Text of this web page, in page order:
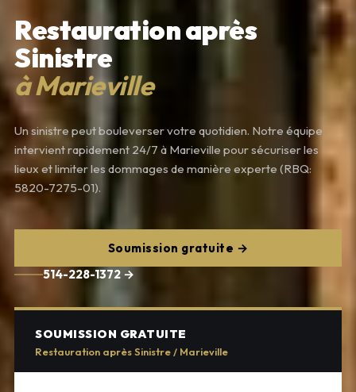
Restauration après
Sinistre
à Marieville
Un sinistre peut bouleverser votre quotidien. Notre équipe
intervient rapidement 24/7 à Marieville pour sécuriser les
lieux et limiter les dommages de manière experte (RBQ:
5820-7275-01).
Soumission gratuite →
514-228-1372 →
SOUMISSION GRATUITE
Restauration après Sinistre / Marieville